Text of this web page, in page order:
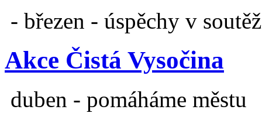
- březen - úspěchy v
Akce Čistá Vysočina
duben - pomáháme městu